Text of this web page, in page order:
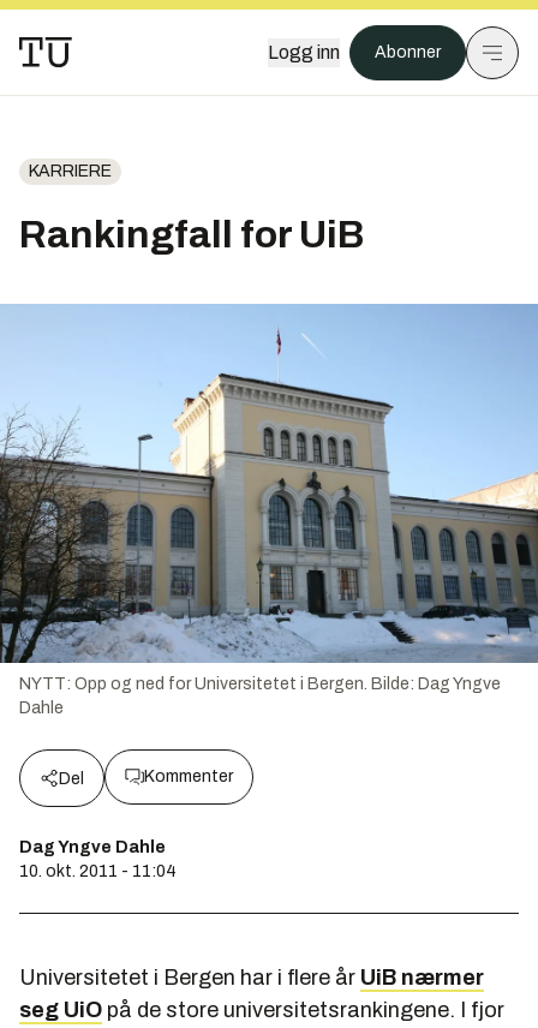
Logg inn Abonner
KARRIERE
Rankingfall for UiB
NYTT: Opp og ned for Universitetet i Bergen. Bilde: Dag Yngve
Dahle
Del Kommenter
Dag Yngve Dahle
10. okt. 2011 - 11:04
Universitetet i Bergen har i flere år UiB nærmer
seg UiO på de store universitetsrankingene. I fjor